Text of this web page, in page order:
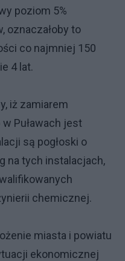
poziom 5%
oznaczałoby to
co najmniej 150
4 lat.
iż zamiarem
Puławach jest
są pogłoski o
na tych instalacjach,
chemicznej.
miasta i powiatu
ekonomicznej